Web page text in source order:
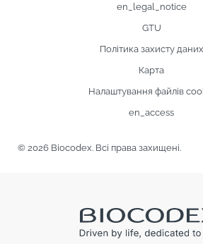
© 2026 Biocodex. Всі права захищені.
en_legal_notice
GTU
Політика захисту даних
Карта
Налаштування файлів
en_access